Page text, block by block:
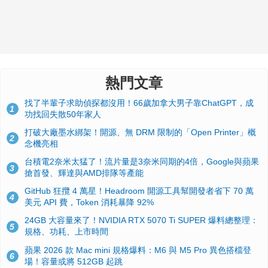
熱門文章
1
找了半輩子求助偵探都沒用！66歲加拿大男子靠ChatGPT，成
功找回失散50年家人
2
打破大廠墨水綁架！開源、無 DRM 限制的「Open Printer」概
念機亮相
3
台積電2奈米太猛了！流片量是3奈米同期的4倍，Google與蘋果
搶首發、輝達與AMD排隊等產能
4
GitHub 狂攬 4 萬星！Headroom 開源工具幫開發者省下 70 萬
美元 API 費，Token 消耗暴降 92%
5
24GB 大容量來了！NVIDIA RTX 5070 Ti SUPER 爆料總整理：
規格、功耗、上市時間
6
蘋果 2026 款 Mac mini 規格爆料：M6 與 M5 Pro 異色搭檔登
場！容量或將 512GB 起跳